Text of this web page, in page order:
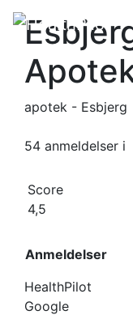
apotek - Esbjerg
54 anmeldelser i
Score
4,5
Anmeldelser
HealthPilot
Google